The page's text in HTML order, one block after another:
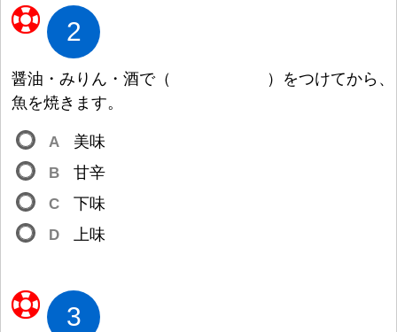
2
醤油 ・みりん・ 酒で（ ） をつけてから、
魚を焼きます。
A 美味
B
甘辛
C
下味
D
上味
3